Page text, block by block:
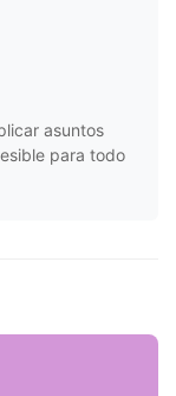
asuntos
para todo